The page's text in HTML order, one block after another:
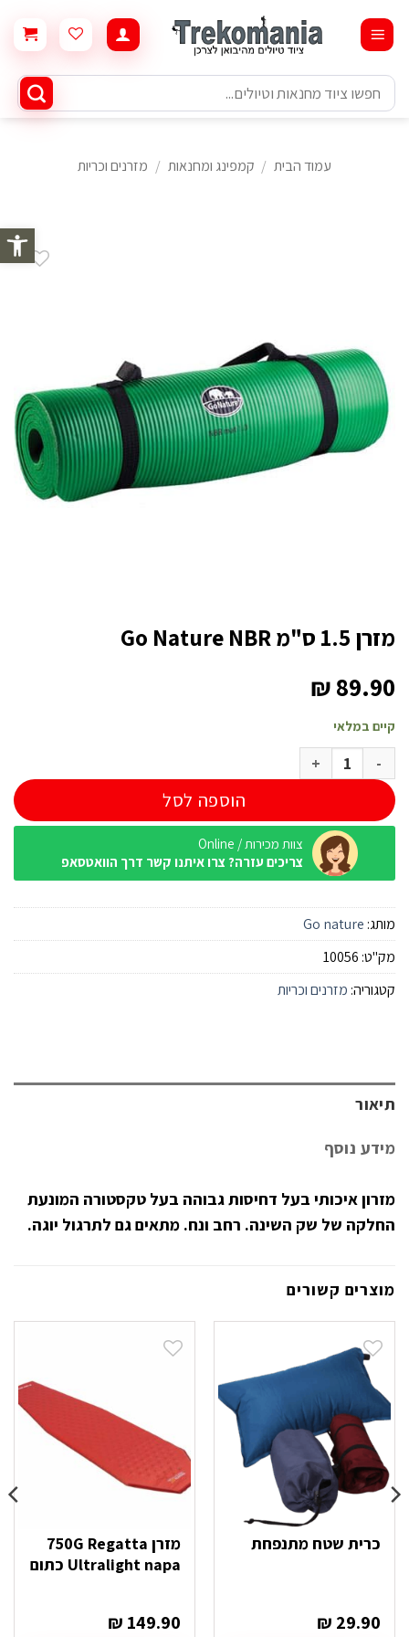
פתח
content
חיפוש
עבור:
עמוד הבית / קמפינג ומחנאות / מזרנים וכריות
מזרן 1.5 ס"מ Go Nature NBR
₪89.90
קיים במלאי
כמות של מזרן 1.5 ס"מ Go Nature NBR
הוספה לסל
צוות מכירות / Online
צריכים עזרה? צרו איתנו קשר דרך הוואטסאפ
מותג: Go nature
מק"ט: 10056
קטגוריה: מזרנים וכריות
תיאור
מידע נוסף
מזרון איכותי בעל דחיסות גבוהה בעל טקסטורה המונעת
החלקה של שק השינה. רחב ונח. מתאים גם לתרגול יוגה.
מוצרים קשורים
כרית שטח מתנפחת
₪ 29.90
מזרן 750G Regatta
Ultralight napa כתום
₪ 149.90